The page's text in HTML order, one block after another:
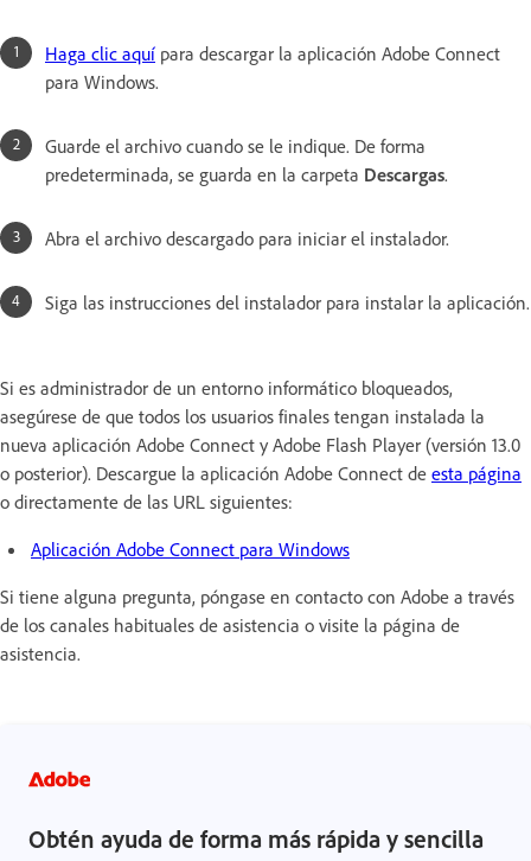
Haga clic aquí para descargar la aplicación Adobe Connect
para Windows.
Guarde el archivo cuando se le indique. De forma
predeterminada, se guarda en la carpeta Descargas.
Abra el archivo descargado para iniciar el instalador.
Siga las instrucciones del instalador para instalar la aplicación.
Si es administrador de un entorno informático bloqueados,
asegúrese de que todos los usuarios finales tengan instalada la
nueva aplicación Adobe Connect y Adobe Flash Player (versión 13.0
o posterior). Descargue la aplicación Adobe Connect de esta página
o directamente de las URL siguientes:
Aplicación Adobe Connect para Windows
Si tiene alguna pregunta, póngase en contacto con Adobe a través
de los canales habituales de asistencia o visite la página de
asistencia.
Obtén ayuda de forma más rápida y sencilla